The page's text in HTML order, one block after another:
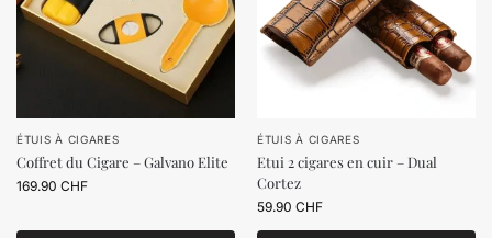
ÉTUIS À CIGARES
Coffret du Cigare – Galvano Elite
169.90 CHF
ÉTUIS À CIGARES
Etui 2 cigares en cuir – Dual
Cortez
59.90 CHF